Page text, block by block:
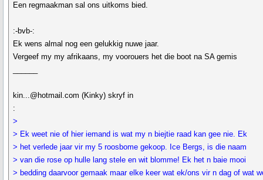
Een regmaakman sal ons uitkoms bied.
:-bvb-:
Ek wens almal nog een gelukkig nuwe jaar.
Vergeef my my afrikaans, my voorouers het die boot na SA gemis
kin...@hotmail.com (Kinky) skryf in
:
>
> Ek weet nie of hier iemand is wat my n biejtie raad kan gee nie. Ek
> het verlede jaar vir my 5 roosbome gekoop. Ice Bergs, is die naam
> van die rose op hulle lang stele en wit blomme! Ek het n baie mooi
> bedding daarvoor gemaak maar elke keer wat ek/ons vir n dag of wat